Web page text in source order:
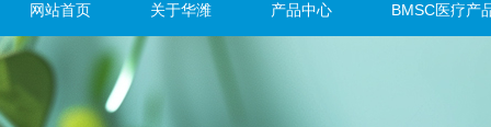
网站首页 关于华潍 产品中心 BMSC医疗产